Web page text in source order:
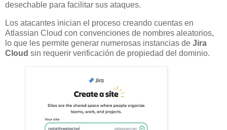
desechable para facilitar sus ataques.
Los atacantes inician el proceso creando cuentas en
Atlassian Cloud con convenciones de nombres aleatorios,
lo que les permite generar numerosas instancias de Jira
Cloud sin requerir verificación de propiedad del dominio.